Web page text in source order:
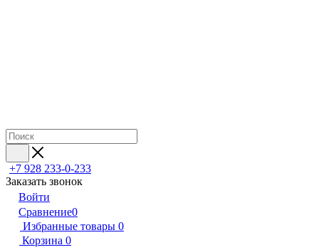
+7 928 233-0-233
Заказать звонок
Войти
Сравнение0
Избранные товары 0
Корзина 0